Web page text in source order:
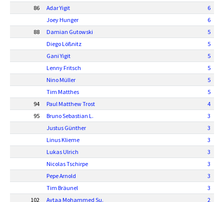
86
Adar Yigit
6
Joey Hunger
6
88
Damian Gutowski
5
Diego Lößnitz
5
Gani Yigit
5
Lenny Fritsch
5
Nino Müller
5
Tim Matthes
5
94
Paul Matthew Trost
4
95
Bruno Sebastian L.
3
Justus Günther
3
Linus Klieme
3
Lukas Ulrich
3
Nicolas Tschirpe
3
Pepe Arnold
3
Tim Bräunel
3
102
Aytaa Mohammed Su.
2